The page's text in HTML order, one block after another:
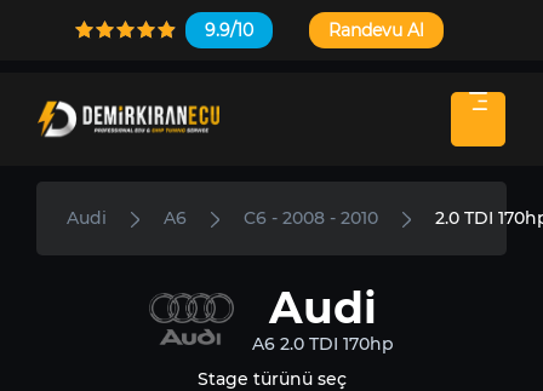
9.9/10 Randevu Al
Audi A6 C6 - 2008 - 2010 2.0 TDI
Audi
A6 2.0 TDI 170hp
Stage türünü seç